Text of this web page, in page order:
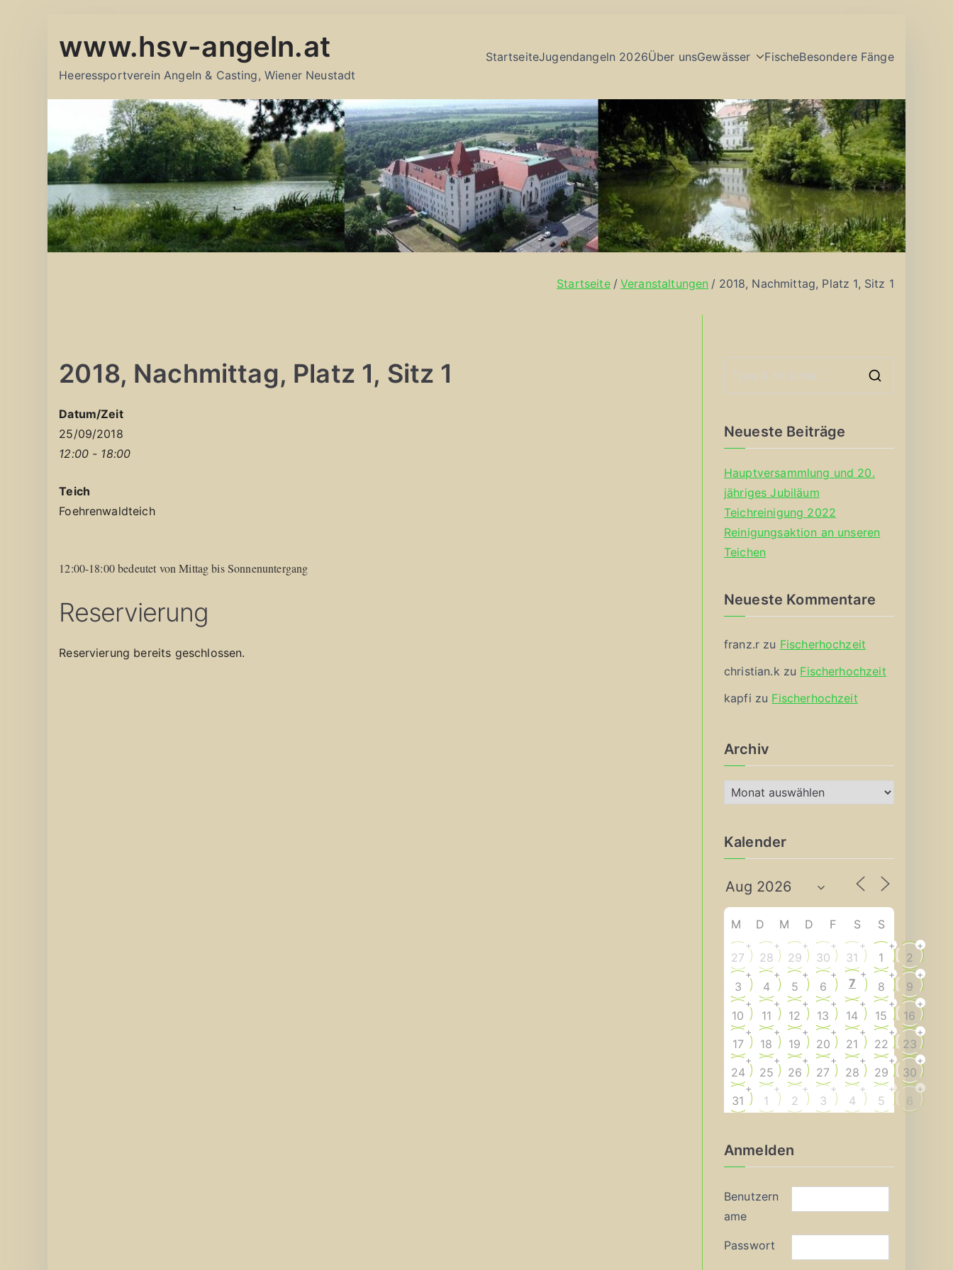
Inhalt
www.hsv-angeln.at
Heeressportverein Angeln & Casting, Wiener Neustadt
StartseiteJugendangeln 2026Über unsGewässer FischeBesondere Fänge
Startseite Veranstaltungen 2018, Nachmittag, Platz 1, Sitz 1
2018, Nachmittag, Platz 1, Sitz 1
Datum/Zeit
25/09/2018
12:00 - 18:00
Teich
Foehrenwaldteich
12:00-18:00 bedeutet von Mittag bis Sonnenuntergang
Reservierung
Reservierung bereits geschlossen.
Neueste Beiträge
Hauptversammlung und 20.
jähriges Jubiläum
Teichreinigung 2022
Reinigungsaktion an unseren
Teichen
Neueste Kommentare
franz.r zu Fischerhochzeit
christian.k zu Fischerhochzeit
kapfi zu Fischerhochzeit
Archiv
r
h
v
Kalender
M D M D F S S
27
+
28
+
29
+
30
+
31
+
1
+
2
+
3
+
4
+
5
+
6
+
7
+
8
+
9
+
10
+
11
+
12
+
13
+
14
+
15
+
16
+
17
+
18
+
19
+
20
+
21
+
22
+
23
+
24
+
25
+
26
+
27
+
28
+
29
+
30
+
31
+
1
+
2
+
3
+
4
+
5
+
6
+
Anmelden
Benutzern
ame
Passwort